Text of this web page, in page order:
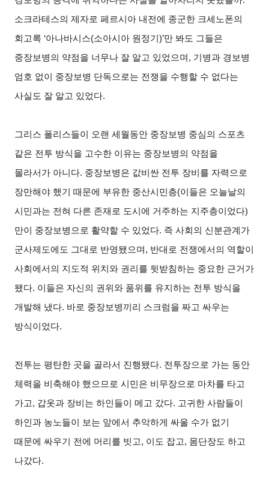
소크라테스의 제자로 페르시아 내전에 종군한 크세노폰의
회고록 ‘아나바시스(소아시아 원정기)’만 봐도 그들은
중장보병의 약점을 너무나 잘 알고 있었으며, 기병과 경보병
엄호 없이 중장보병 단독으로는 전쟁을 수행할 수 없다는
사실도 잘 알고 있었다.
그리스 폴리스들이 오랜 세월동안 중장보병 중심의 스포츠
같은 전투 방식을 고수한 이유는 중장보병의 약점을
몰라서가 아니다. 중장보병은 값비싼 전투 장비를 자력으로
장만해야 했기 때문에 부유한 중산시민층(이들은 오늘날의
시민과는 전혀 다른 존재로 도시에 거주하는 지주층이었다)
만이 중장보병으로 활약할 수 있었다. 즉 사회의 신분관계가
군사제도에도 그대로 반영됐으며, 반대로 전쟁에서의 역할이
사회에서의 지도적 위치와 권리를 뒷받침하는 중요한 근거가
됐다. 이들은 자신의 권위와 품위를 유지하는 전투 방식을
개발해 냈다. 바로 중장보병끼리 스크럼을 짜고 싸우는
방식이었다.
전투는 평탄한 곳을 골라서 진행됐다. 전투장으로 가는 동안
체력을 비축해야 했으므로 시민은 비무장으로 마차를 타고
가고, 갑옷과 장비는 하인들이 메고 갔다. 고귀한 사람들이
하인과 농노들이 보는 앞에서 추악하게 싸울 수가 없기
때문에 싸우기 전에 머리를 빗고, 이도 잡고, 몸단장도 하고
나갔다.